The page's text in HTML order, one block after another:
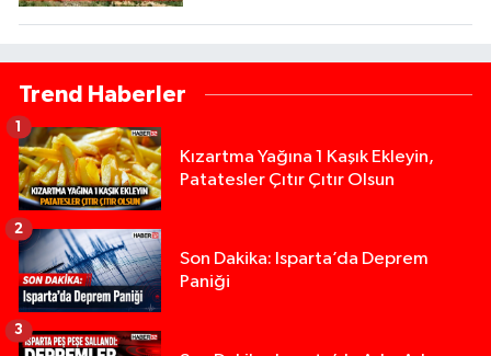
Trend Haberler
Kızartma Yağına 1 Kaşık Ekleyin,
Patatesler Çıtır Çıtır Olsun
1
Son Dakika: Isparta’da Deprem
Paniği
2
3